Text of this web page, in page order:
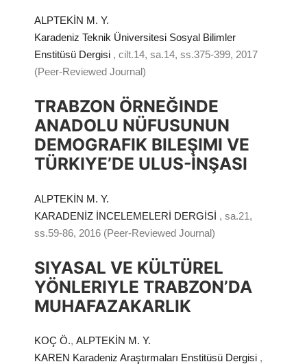
ALPTEKİN M. Y.
Karadeniz Teknik Üniversitesi Sosyal Bilimler
Enstitüsü Dergisi , cilt.14, sa.14, ss.375-399, 2017
(Peer-Reviewed Journal)
TRABZON ÖRNEĞINDE
ANADOLU NÜFUSUNUN
DEMOGRAFIK BILEŞIMI VE
TÜRKIYE’DE ULUS-İNŞASI
ALPTEKİN M. Y.
KARADENİZ İNCELEMELERİ DERGİSİ , sa.21,
ss.59-86, 2016 (Peer-Reviewed Journal)
SIYASAL VE KÜLTÜREL
YÖNLERIYLE TRABZON’DA
MUHAFAZAKARLIK
KOÇ Ö., ALPTEKİN M. Y.
KAREN Karadeniz Araştırmaları Enstitüsü Dergisi ,